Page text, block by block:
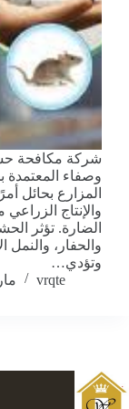
شركة مكافحة
وصفاء المعتمدة
المزارع بحائل
والإنتاج
الضارة. تؤثر
والحفار،
وتؤدي…
vrqte
مارس